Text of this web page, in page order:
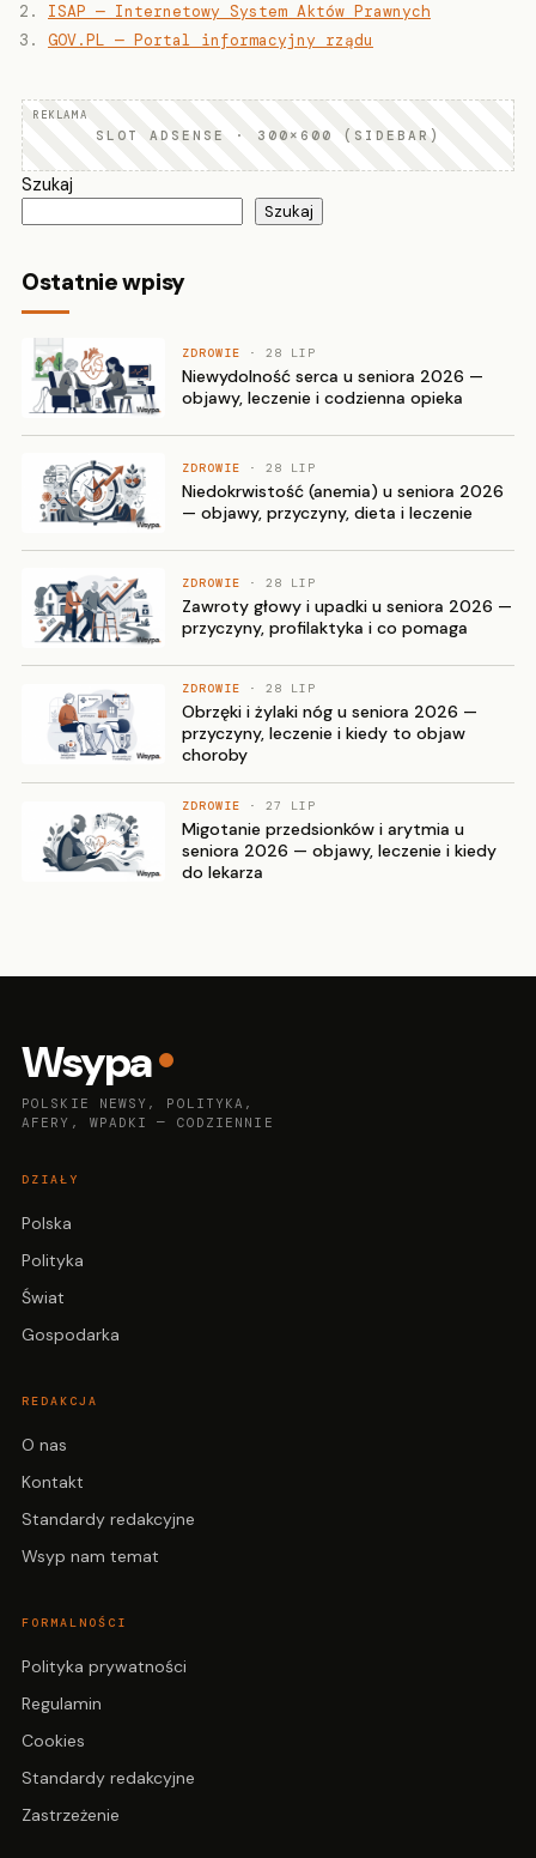
ISAP — Internetowy System Aktów Prawnych
GOV.PL — Portal informacyjny rządu
SLOT ADSENSE · 300×600 (SIDEBAR)
Szukaj
Szukaj
Ostatnie wpisy
ZDROWIE · 28 LIP
Niewydolność serca u seniora 2026 —
objawy, leczenie i codzienna opieka
ZDROWIE · 28 LIP
Niedokrwistość (anemia) u seniora 2026
— objawy, przyczyny, dieta i leczenie
ZDROWIE · 28 LIP
Zawroty głowy i upadki u seniora 2026 —
przyczyny, profilaktyka i co pomaga
ZDROWIE · 28 LIP
Obrzęki i żylaki nóg u seniora 2026 —
przyczyny, leczenie i kiedy to objaw
choroby
ZDROWIE · 27 LIP
Migotanie przedsionków i arytmia u
seniora 2026 — objawy, leczenie i kiedy
do lekarza
Wsypa
POLSKIE NEWSY, POLITYKA,
AFERY, WPADKI — CODZIENNIE
DZIAŁY
Polska
Polityka
Świat
Gospodarka
REDAKCJA
O nas
Kontakt
Standardy redakcyjne
Wsyp nam temat
FORMALNOŚCI
Polityka prywatności
Regulamin
Cookies
Standardy redakcyjne
Zastrzeżenie